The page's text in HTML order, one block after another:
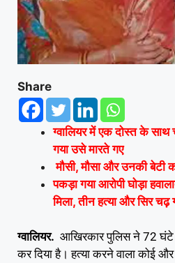
Share
ग्वालियर में एक दोस्त के साथ
गया उसे मारते गए
मौसी, मौसा और उनकी बेटी
पकड़ा गया आरोपी घोड़ा
मिला, तीन हत्या और सिर चढ़
ग्वालियर. आखिरकार पुलिस ने 72 घंटे
कर दिया है। हत्या करने वाला कोई